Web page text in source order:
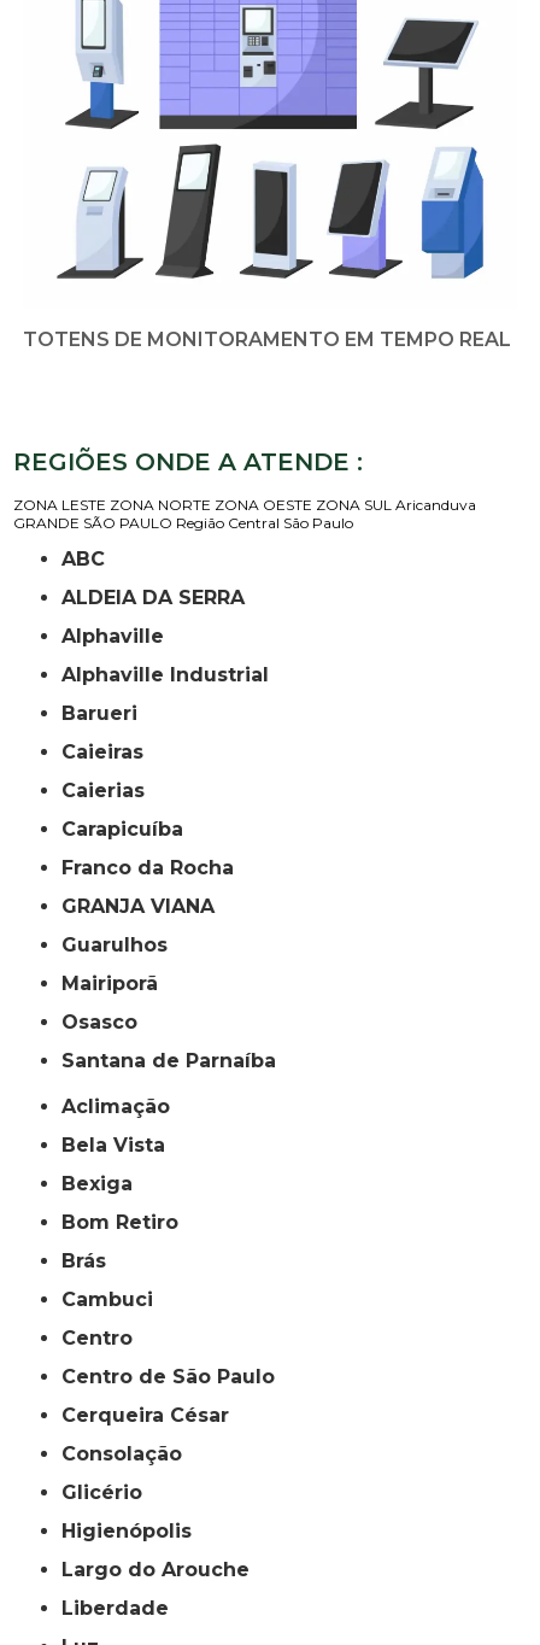
TOTENS DE MONITORAMENTO EM TEMPO REAL
REGIÕES ONDE A ATENDE :
ZONA LESTE ZONA NORTE ZONA OESTE ZONA SUL Aricanduva
GRANDE SÃO PAULO Região Central São Paulo
ABC
ALDEIA DA SERRA
Alphaville
Alphaville Industrial
Barueri
Caieiras
Caierias
Carapicuíba
Franco da Rocha
GRANJA VIANA
Guarulhos
Mairiporã
Osasco
Santana de Parnaíba
Aclimação
Bela Vista
Bexiga
Bom Retiro
Brás
Cambuci
Centro
Centro de São Paulo
Cerqueira César
Consolação
Glicério
Higienópolis
Largo do Arouche
Liberdade